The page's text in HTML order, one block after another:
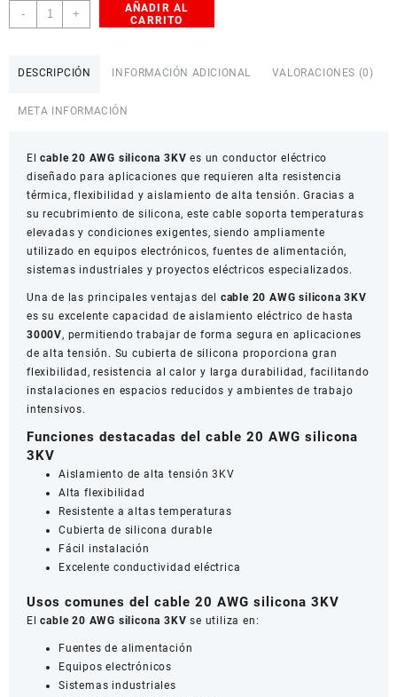
-
Cable
20
Silicona
+
AÑADIR AL
CARRITO
DESCRIPCIÓN INFORMACIÓN ADICIONAL VALORACIONES (0)
META INFORMACIÓN
Elcable 20 AWG silicona 3KV es un conductor eléctrico
diseñado para aplicaciones que requieren alta resistencia
térmica, flexibilidad y aislamiento de alta tensión. Gracias a
su recubrimiento de silicona, este cable soporta temperaturas
elevadas y condiciones exigentes, siendo ampliamente
utilizado en equipos electrónicos, fuentes de alimentación,
sistemas industriales y proyectos eléctricos especializados.
Una de las principales ventajas del cable 20 AWG silicona 3KV
es su excelente capacidad de aislamiento eléctrico de hasta
3000V, permitiendo trabajar de forma segura en aplicaciones
de alta tensión. Su cubierta de silicona proporciona gran
flexibilidad, resistencia al calor y larga durabilidad, facilitando
instalaciones en espacios reducidos y ambientes de trabajo
intensivos.
Funciones destacadas del cable 20 AWG silicona
3KV
Aislamiento de alta tensión 3KV
Alta flexibilidad
Resistente a altas temperaturas
Cubierta de silicona durable
Fácil instalación
Excelente conductividad eléctrica
Usos comunes del cable 20 AWG silicona 3KV
Elcable 20 AWG silicona 3KV se utiliza en:
Fuentes de alimentación
Equipos electrónicos
Sistemas industriales